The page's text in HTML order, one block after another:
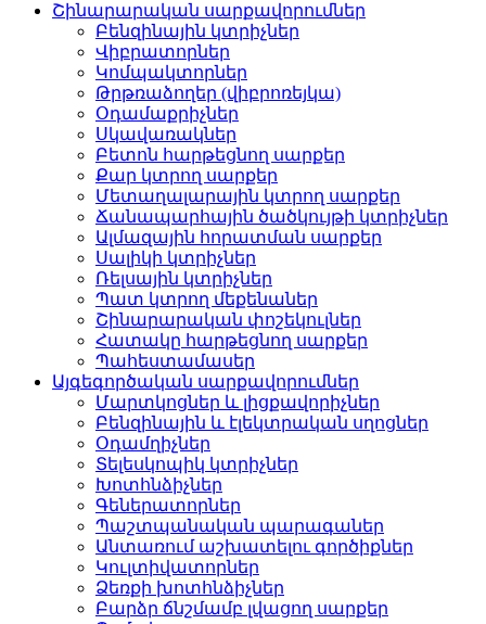
Շինարարական սարքավորումներ
Բենզինային կտրիչներ
Վիբրատորներ
Կոմպակտորներ
Թրթռաձողեր (վիբրոռեյկա)
Օդամաքրիչներ
Սկավառակներ
Բետոն հարթեցնող սարքեր
Քար կտրող սարքեր
Մետաղալարային կտրող սարքեր
Ճանապարհային ծածկույթի կտրիչներ
Ալմազային հորատման սարքեր
Սալիկի կտրիչներ
Ռելսային կտրիչներ
Պատ կտրող մեքենաներ
Շինարարական փոշեկուլներ
Հատակը հարթեցնող սարքեր
Պահեստամասեր
Այգեգործական սարքավորումներ
Մարտկոցներ և լիցքավորիչներ
Բենզինային և էլեկտրական սղոցներ
Օդամղիչներ
Տելեսկոպիկ կտրիչներ
Խոտհնձիչներ
Գեներատորներ
Պաշտպանական պարագաներ
Անտառում աշխատելու գործիքներ
Կուլտիվատորներ
Ձեռքի խոտհնձիչներ
Բարձր ճնշմամբ լվացող սարքեր